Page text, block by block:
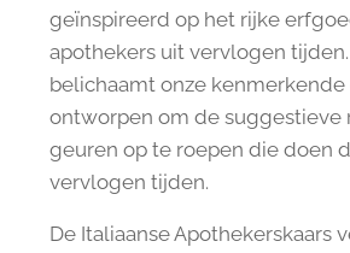
geïnspireerd op het rijke
apothekers uit vervlogen tijden.
belichaamt onze kenmerkende
ontworpen om de suggestieve
geuren op te roepen die doen
vervlogen tijden.
De Italiaanse Apothekerskaars